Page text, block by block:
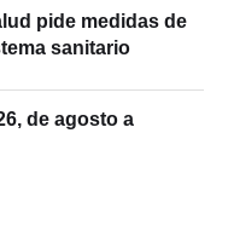
pide medidas de
sanitario
de agosto a